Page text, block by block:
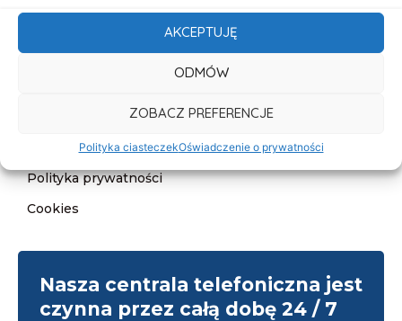
AKCEPTUJĘ
ODMÓW
ZOBACZ PREFERENCJE
Polityka ciasteczekOświadczenie o prywatności
Kontakt
Deklaracja dostępności
Klauzula informacyjna
Polityka prywatności
Cookies
Nasza centrala telefoniczna jest
czynna przez całą dobę 24 / 7